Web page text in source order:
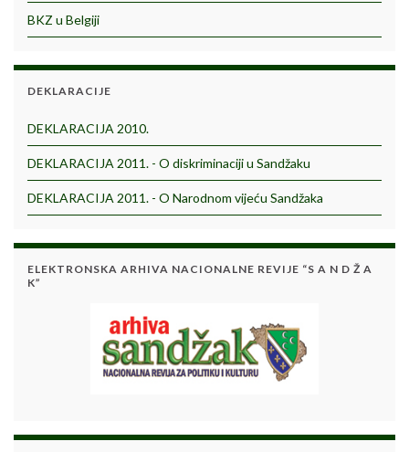
BKZ u Belgiji
DEKLARACIJE
DEKLARACIJA 2010.
DEKLARACIJA 2011. - O diskriminaciji u Sandžaku
DEKLARACIJA 2011. - O Narodnom vijeću Sandžaka
ELEKTRONSKA ARHIVA NACIONALNE REVIJE “S A N D Ž A
K”